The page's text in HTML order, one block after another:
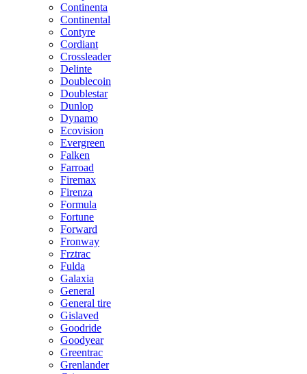
Continenta
Continental
Contyre
Cordiant
Crossleader
Delinte
Doublecoin
Doublestar
Dunlop
Dynamo
Ecovision
Evergreen
Falken
Farroad
Firemax
Firenza
Formula
Fortune
Forward
Fronway
Frztrac
Fulda
Galaxia
General
General tire
Gislaved
Goodride
Goodyear
Greentrac
Grenlander